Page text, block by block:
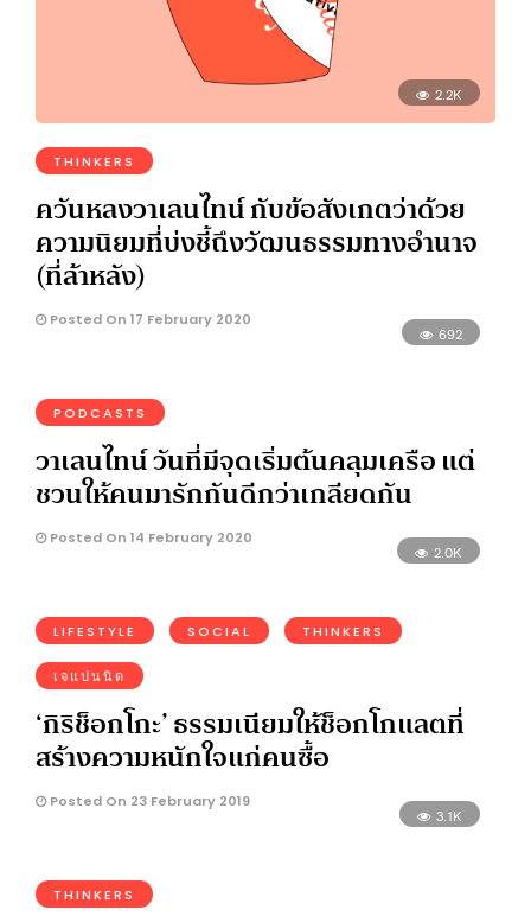
2.2K
THINKERS
ควันหลงวาเลนไทน์ กับข้อสังเกตว่าด้วย
ความนิยมที่บ่งชี้ถึงวัฒนธรรมทางอำนาจ
(ที่ล้าหลัง)
Posted On 17 February 2020
692
PODCASTS
วาเลนไทน์ วันที่มีจุดเริ่มต้นคลุมเครือ แต่
ชวนให้คนมารักกันดีกว่าเกลียดกัน
Posted On 14 February 2020
2.0K
LIFESTYLE SOCIAL THINKERS
เจแปนนิด
‘กิริช็อกโกะ’ ธรรมเนียมให้ช็อกโกแลตที่
สร้างความหนักใจแก่คนซื้อ
Posted On 23 February 2019
3.1K
THINKERS